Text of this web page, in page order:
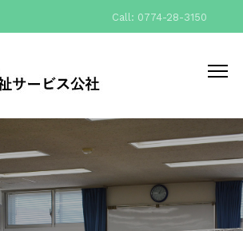
Call: 0774-28-3150